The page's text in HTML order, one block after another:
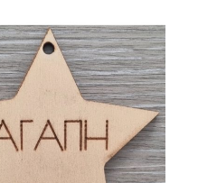
ΠΡΟΣΘΗΚΗ ΣΤΟ ΚΑΛΑΘΙ
ΛΕΠΤΟΜΕΡΕΙΕΣ